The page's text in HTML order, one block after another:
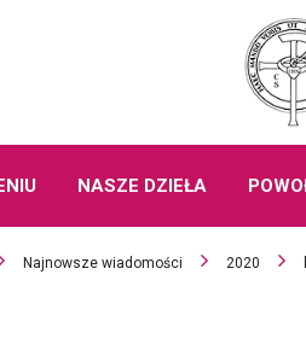
NASZE DZIEŁA
Najnowsze wiadomości 2020